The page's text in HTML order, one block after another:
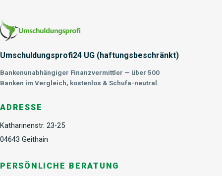
Umschuldungsprofi24 UG (haftungsbeschränkt)
Bankenunabhängiger Finanzvermittler — über 500
Banken im Vergleich, kostenlos & Schufa-neutral.
ADRESSE
Katharinenstr. 23-25
04643 Geithain
PERSÖNLICHE BERATUNG